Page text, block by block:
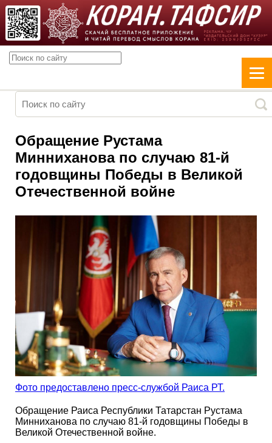
Обращение Рустама
Минниханова по случаю 81-й
годовщины Победы в Великой
Отечественной войне
Фото предоставлено пресс-службой Раиса РТ.
Обращение Раиса Республики Татарстан Рустама
Минниханова по случаю 81-й годовщины Победы в
Великой Отечественной войне.